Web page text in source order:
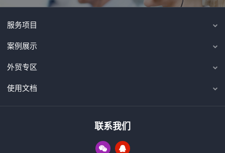
服务项目
案例展示
外贸专区
使用文档
联系我们